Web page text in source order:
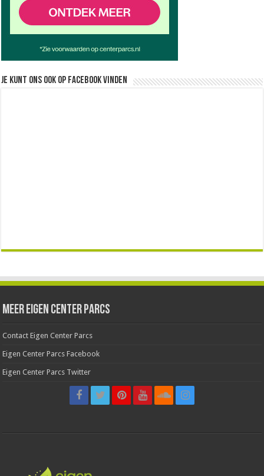
Je kunt ons ook op facebook vinden
Meer Eigen Center Parcs
Contact Eigen Center Parcs
Eigen Center Parcs Facebook
Eigen Center Parcs Twitter